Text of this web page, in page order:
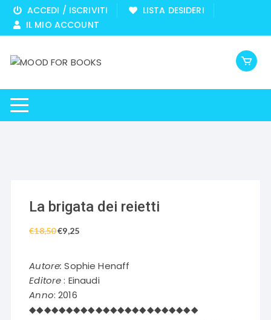
Vai
contenuto
ACCEDI / ISCRIVITI
LISTA DESIDERI
IL MIO ACCOUNT
La brigata dei reietti
€18,50Il
originale
era:
€18,50.
€9,25Il
attuale
Autore: Sophie Henaff
Editore: Einaudi
Anno: 2016
◆◆◆◆◆◆◆◆◆◆◆◆◆◆◆◆◆◆◆◆◆◆◆